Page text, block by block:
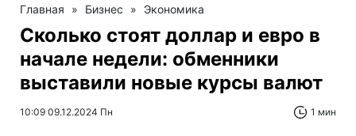
Главная » Бизнес » Экономика
Сколько стоят доллар и евро в
начале недели: обменники
выставили новые курсы валют
10:09 09.12.2024 Пн 1 мин